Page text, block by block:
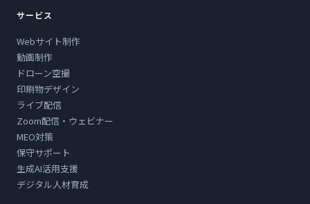
サービス
Webサイト制作
動画制作
ドローン空撮
印刷物デザイン
ライブ配信
Zoom配信・ウェビナー
MEO対策
保守サポート
生成AI活用支援
デジタル人材育成